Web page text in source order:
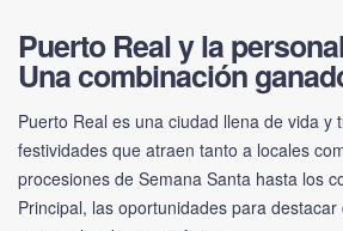
Puerto Real y la
Una combinación
Puerto Real es una ciudad llena de vida y
festividades que atraen tanto a locales
procesiones de Semana Santa hasta los
Principal, las oportunidades para